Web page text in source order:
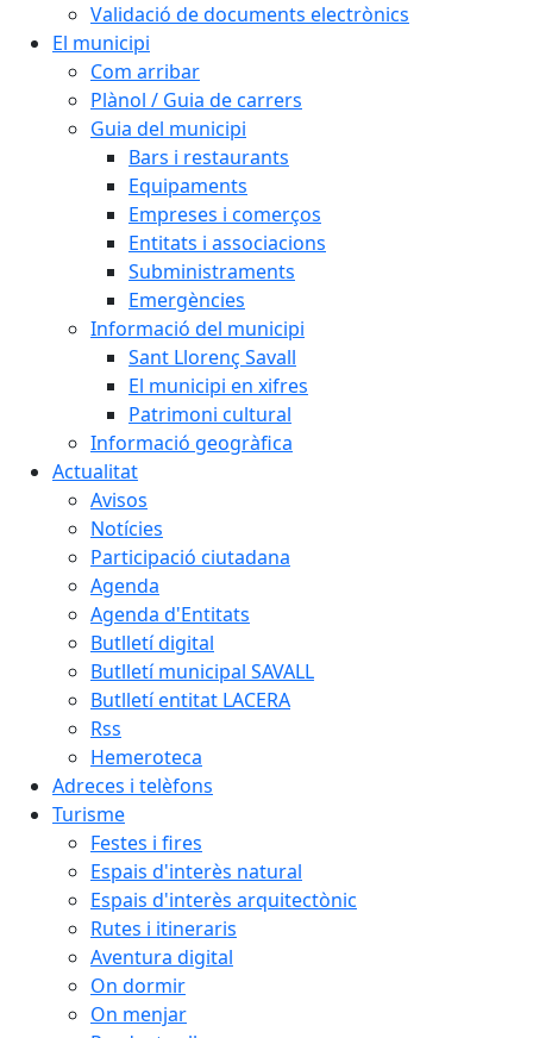
Validació de documents electrònics
El municipi
Com arribar
Plànol / Guia de carrers
Guia del municipi
Bars i restaurants
Equipaments
Empreses i comerços
Entitats i associacions
Subministraments
Emergències
Informació del municipi
Sant Llorenç Savall
El municipi en xifres
Patrimoni cultural
Informació geogràfica
Actualitat
Avisos
Notícies
Participació ciutadana
Agenda
Agenda d'Entitats
Butlletí digital
Butlletí municipal SAVALL
Butlletí entitat LACERA
Rss
Hemeroteca
Adreces i telèfons
Turisme
Festes i fires
Espais d'interès natural
Espais d'interès arquitectònic
Rutes i itineraris
Aventura digital
On dormir
On menjar